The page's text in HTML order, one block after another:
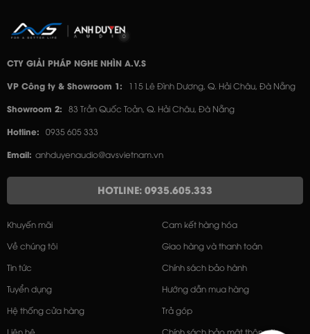
CTY GIẢI PHÁP NGHE NHÌN A.V.S
VP Công ty & Showroom 1: 115 Lê Đình Dương, Q. Hải Châu, Đà Nẵng
Showroom 2: 83 Trần Quốc Toản, Q. Hải Châu, Đà Nẵng
Hotline: 0935 605 333
Email: anhduyenaudio@avsvietnam.vn
HOTLINE: 0935.605.333
Khuyến mãi
Về chúng tôi
Tin tức
Tuyển dụng
Hệ thống cửa hàng
Cam kết hàng hóa
Giao hàng và thanh toán
Chính sách bảo hành
Hướng dẫn mua hàng
Trả góp